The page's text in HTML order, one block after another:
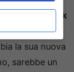
comunque l’ok
potrebbe
la sua nuova
sarebbe un